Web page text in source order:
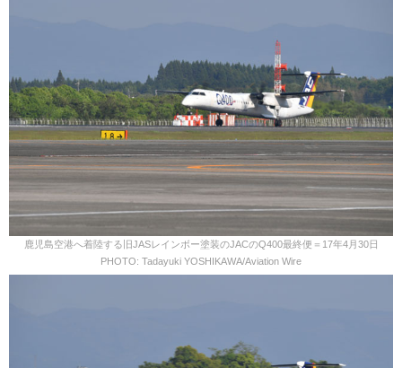
鹿児島空港へ着陸する旧JASレインボー塗装のJACのQ400最終便＝17年4月30日
PHOTO: Tadayuki YOSHIKAWA/Aviation Wire